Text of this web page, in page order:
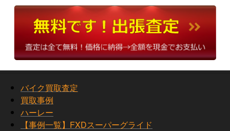
バイク買取査定
買取事例
ハーレー
【事例一覧】FXDスーパーグライド